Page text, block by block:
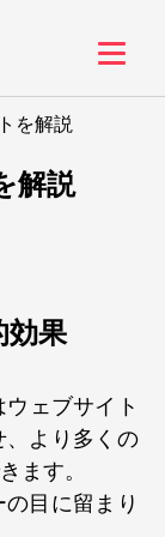
を解説
解説
効果
ェブサイト
より多くの
ます。
目に留まり